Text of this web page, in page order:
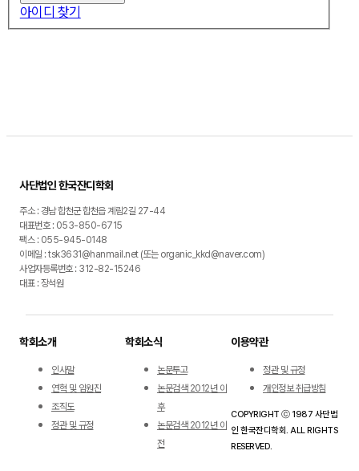
아이디 찾기
사단법인 한국잔디학회
주소 : 경남 합천군 합천읍 계림2길 27-44
대표번호 : 053-850-6715
팩스 : 055-945-0148
이메일 : tsk3631@hanmail.net (또는 organic_kkd@naver.com)
사업자등록번호 : 312-82-15246
대표 : 장석원
학회소개
인사말
연혁 및 임원진
조직도
정관 및 규정
학회소식
논문투고
논문검색 2012년 이
후
논문검색 2012년 이
전
이용약관
정관 및 규정
개인정보 취급방침
COPYRIGHT ⓒ 1987 사단법
인 한국잔디학회. ALL RIGHTS
RESERVED.